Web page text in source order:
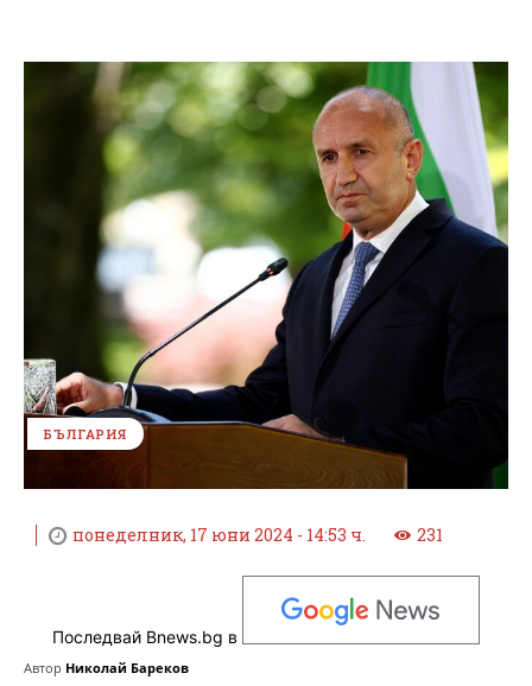
БЪЛГАРИЯ
понеделник, 17 юни 2024 - 14:53 ч. 231
Последвай Bnews.bg в
Автор Николай Бареков